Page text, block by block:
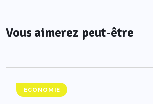
Vous aimerez peut-être
ECONOMIE